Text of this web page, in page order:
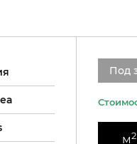
Под
м2